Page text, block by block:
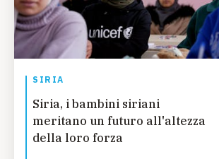
SIRIA
Siria, i bambini siriani
meritano un futuro all'altezza
della loro forza